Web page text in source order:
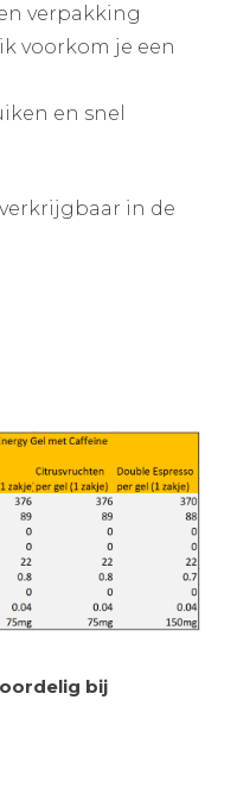
verpakking
voorkom je een
en snel
in de
bij